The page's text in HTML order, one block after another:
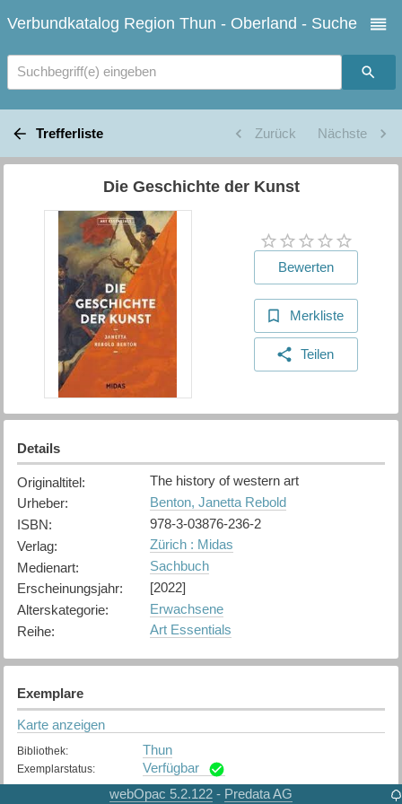
Verbundkatalog Region Thun - Oberland - Suche
Suchbegriff(e) eingeben
Trefferliste Zurück Nächste
Die Geschichte der Kunst
Bewerten
Merkliste
Teilen
Details
Originaltitel:
The history of western art
Urheber:
Benton, Janetta Rebold
ISBN:
978-3-03876-236-2
Verlag:
Zürich : Midas
Medienart:
Sachbuch
Erscheinungsjahr:
[2022]
Alterskategorie:
Erwachsene
Reihe: Art Essentials
Exemplare
Karte anzeigen
Bibliothek: Thun
Exemplarstatus:
Verfügbar
webOpac 5.2.122 - Predata AG